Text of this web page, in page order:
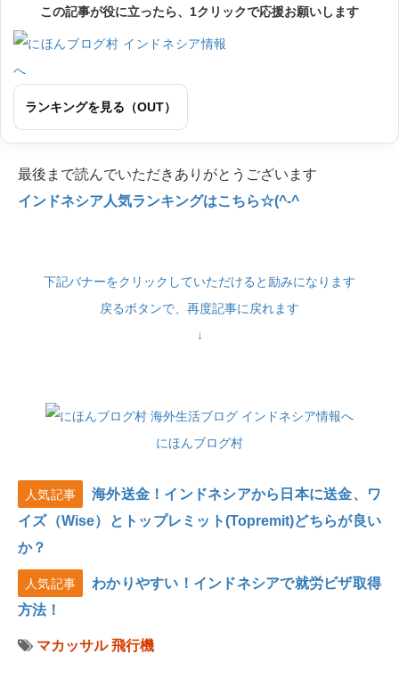
この記事が役に立ったら、1クリックで応援お願いします
ランキングを見る（OUT）
最後まで読んでいただきありがとうございます
インドネシア人気ランキングはこちら☆(^-^
下記バナーをクリックしていただけると励みになります
戻るボタンで、再度記事に戻れます
↓
にほんブログ村
人気記事
海外送金！インドネシアから日本に送金、ワ
イズ（Wise）とトップレミット(Topremit)どちらが良い
か？
人気記事
わかりやすい！インドネシアで就労ビザ取得
方法！
マカッサル 飛行機